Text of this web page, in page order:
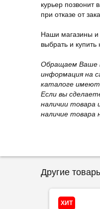
курьер позвонит
при отказе от
Наши магазины и
выбрать и купить
Обращаем Ваше
информация на
каталоге
Если вы
наличии товара
наличие товара
Другие
ХИТ